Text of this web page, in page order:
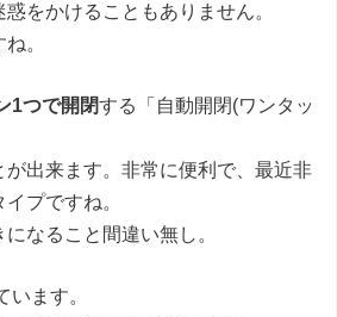
をかけることもありません。
。
1つで開閉する「自動開閉(ワンタッ
が出来ます。非常に便利で、最近非
プですね。
なること間違い無し。
います。